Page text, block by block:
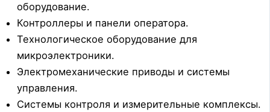
оборудование.
Контроллеры и панели оператора.
Технологическое оборудование для
микроэлектроники.
Электромеханические приводы и системы
управления.
Системы контроля и измерительные комплексы.